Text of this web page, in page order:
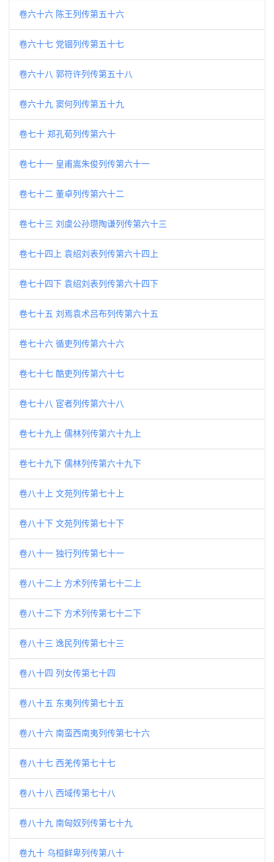
卷六十六 陈王列传第五十六
卷六十七 党锢列传第五十七
卷六十八 郭符许列传第五十八
卷六十九 窦何列传第五十九
卷七十 郑孔荀列传第六十
卷七十一 皇甫嵩朱俊列传第六十一
卷七十二 董卓列传第六十二
卷七十三 刘虞公孙瓒陶谦列传第六十三
卷七十四上 袁绍刘表列传第六十四上
卷七十四下 袁绍刘表列传第六十四下
卷七十五 刘焉袁术吕布列传第六十五
卷七十六 循吏列传第六十六
卷七十七 酷吏列传第六十七
卷七十八 宦者列传第六十八
卷七十九上 儒林列传第六十九上
卷七十九下 儒林列传第六十九下
卷八十上 文苑列传第七十上
卷八十下 文苑列传第七十下
卷八十一 独行列传第七十一
卷八十二上 方术列传第七十二上
卷八十二下 方术列传第七十二下
卷八十三 逸民列传第七十三
卷八十四 列女传第七十四
卷八十五 东夷列传第七十五
卷八十六 南蛮西南夷列传第七十六
卷八十七 西羌传第七十七
卷八十八 西域传第七十八
卷八十九 南匈奴列传第七十九
卷九十 乌桓鲜卑列传第八十